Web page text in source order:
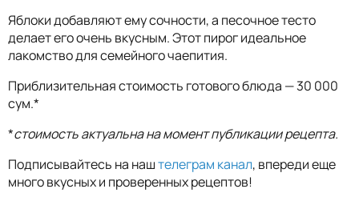
Яблоки добавляют ему сочности, а песочное тесто
делает его очень вкусным. Этот пирог идеальное
лакомство для семейного чаепития.
Приблизительная стоимость готового блюда — 30 000
сум.*
*стоимость актуальна на момент публикации рецепта.
Подписывайтесь на наштелеграм канал, впереди еще
много вкусных и проверенных рецептов!